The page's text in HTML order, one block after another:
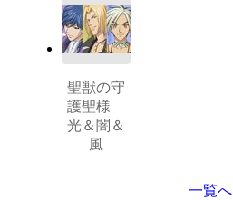
聖獣の守
護聖様
光＆闇＆
風
一覧へ